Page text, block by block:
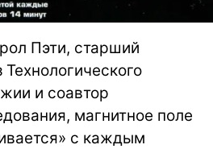
Пэти, старший
и соавтор
магнитное поле
с каждым